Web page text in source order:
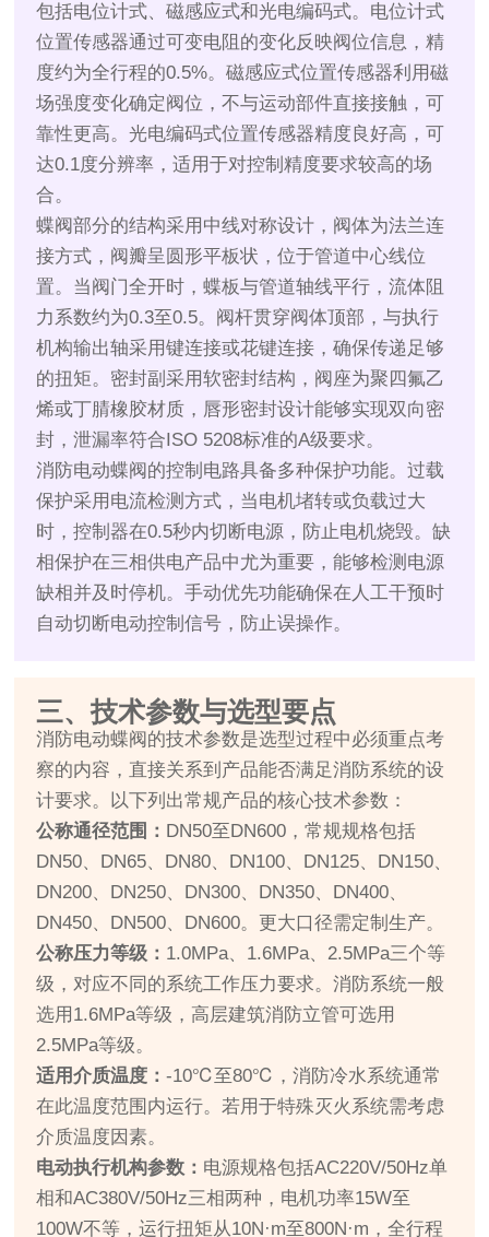
包括电位计式、磁感应式和光电编码式。电位计式
位置传感器通过可变电阻的变化反映阀位信息，精
度约为全行程的0.5%。磁感应式位置传感器利用磁
场强度变化确定阀位，不与运动部件直接接触，可
靠性更高。光电编码式位置传感器精度良好高，可
达0.1度分辨率，适用于对控制精度要求较高的场
合。
蝶阀部分的结构采用中线对称设计，阀体为法兰连
接方式，阀瓣呈圆形平板状，位于管道中心线位
置。当阀门全开时，蝶板与管道轴线平行，流体阻
力系数约为0.3至0.5。阀杆贯穿阀体顶部，与执行
机构输出轴采用键连接或花键连接，确保传递足够
的扭矩。密封副采用软密封结构，阀座为聚四氟乙
烯或丁腈橡胶材质，唇形密封设计能够实现双向密
封，泄漏率符合ISO 5208标准的A级要求。
消防电动蝶阀的控制电路具备多种保护功能。过载
保护采用电流检测方式，当电机堵转或负载过大
时，控制器在0.5秒内切断电源，防止电机烧毁。缺
相保护在三相供电产品中尤为重要，能够检测电源
缺相并及时停机。手动优先功能确保在人工干预时
自动切断电动控制信号，防止误操作。
三、技术参数与选型要点
消防电动蝶阀的技术参数是选型过程中必须重点考
察的内容，直接关系到产品能否满足消防系统的设
计要求。以下列出常规产品的核心技术参数：
公称通径范围： DN50至DN600，常规规格包括
DN50、DN65、DN80、DN100、DN125、DN150、
DN200、DN250、DN300、DN350、DN400、
DN450、DN500、DN600。更大口径需定制生产。
公称压力等级： 1.0MPa、1.6MPa、2.5MPa三个等
级，对应不同的系统工作压力要求。消防系统一般
选用1.6MPa等级，高层建筑消防立管可选用
2.5MPa等级。
适用介质温度：-10℃至80℃，消防冷水系统通常
在此温度范围内运行。若用于特殊灭火系统需考虑
介质温度因素。
电动执行机构参数： 电源规格包括AC220V/50Hz单
相和AC380V/50Hz三相两种，电机功率15W至
100W不等，运行扭矩从10N·m至800N·m，全行程